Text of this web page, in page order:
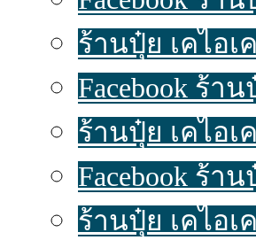
ร้านปุ๋ย เคไอ
Facebook ร้
ร้านปุ๋ย เคไอ
Facebook ร้
ร้านปุ๋ย เคไอ